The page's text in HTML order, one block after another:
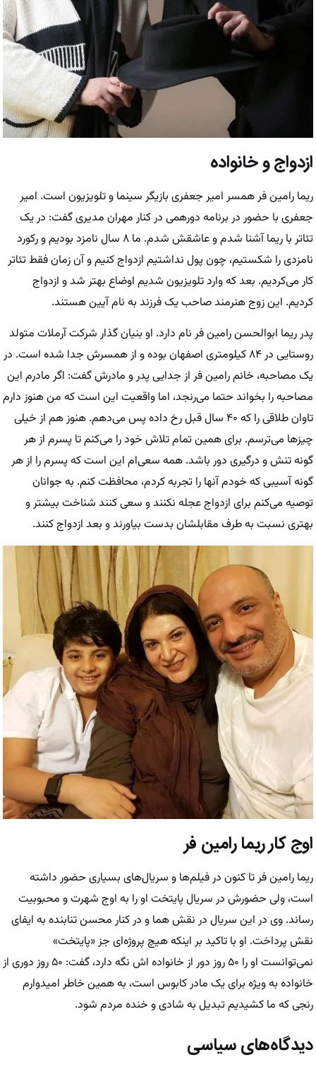
ازدواج و خانواده
ریما رامین فر همسر امیر جعفری بازیگر سینما و تلویزیون است. امیر
جعفری با حضور در برنامه دورهمی در کنار مهران مدیری گفت: در یک
تئاتر با ریما آشنا شدم و عاشقش شدم. ما ۸ سال نامزد بودیم و رکورد
نامزدی را شکستیم، چون پول نداشتیم ازدواج کنیم و آن زمان فقط تئاتر
کار می‌کردیم. بعد که وارد تلویزیون شدیم اوضاع بهتر شد و ازدواج
کردیم. این زوج هنرمند صاحب یک فرزند به نام آیین هستند.
پدر ریما ابوالحسن رامین فر نام دارد. او بنیان گذار شرکت آرملات متولد
روستایی در ۸۴ کیلومتری اصفهان بوده و از همسرش جدا شده است. در
یک مصاحبه، خانم رامین فر از جدایی پدر و مادرش گفت: اگر مادرم این
مصاحبه را بخواند حتما می‌رنجد، اما واقعیت این است که من هنوز دارم
تاوان طلاقی را که ۴۰ سال قبل رخ داده پس می‌دهم. هنوز هم از خیلی
چیز‌ها می‌ترسم. برای همین تمام تلاش خود را می‌کنم تا پسرم از هر
گونه تنش و درگیری دور باشد. همه سعی‌ام این است که پسرم را از هر
گونه آسیبی که خودم آنها را تجربه کردم، محافظت کنم. به جوانان
توصیه می‌کنم برای ازدواج عجله نکنند و سعی کنند شناخت بیشتر و
بهتری نسبت به طرف مقابلشان بدست بیاورند و بعد ازدواج کنند.
اوج کار ریما رامین فر
ریما رامین فر تا کنون در فیلم‌ها و سریال‌های بسیاری حضور داشته
است، ولی حضورش در سریال پایتخت او را به اوج شهرت و محبوبیت
رساند. وی در این سریال در نقش هما و در کنار محسن تنابنده به ایفای
نقش پرداخت. او با تاکید بر اینکه هیچ پروژه‌ای جز «پایتخت»
نمی‌توانست او را ۵۰ روز دور از خانواده اش نگه دارد، گفت: ۵۰ روز دوری از
خانواده به ویژه برای یک مادر کابوس است، به همین خاطر امیدوارم
رنجی که ما کشیدیم تبدیل به شادی و خنده مردم شود.
دیدگاه‌های سیاسی